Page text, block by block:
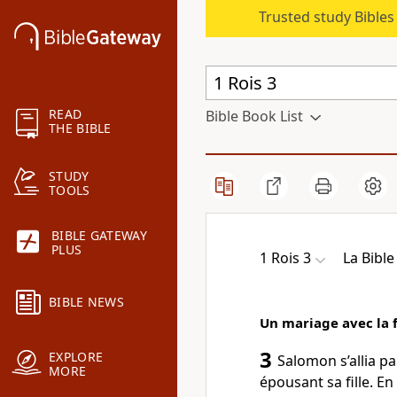
READ
THE BIBLE
STUDY
TOOLS
BIBLE GATEWAY
PLUS
BIBLE NEWS
EXPLORE
MORE
Trusted study
Bible Book List
1 Rois 3 La
Un mariage avec la
3 Salomon s’allia
épousant sa fille.